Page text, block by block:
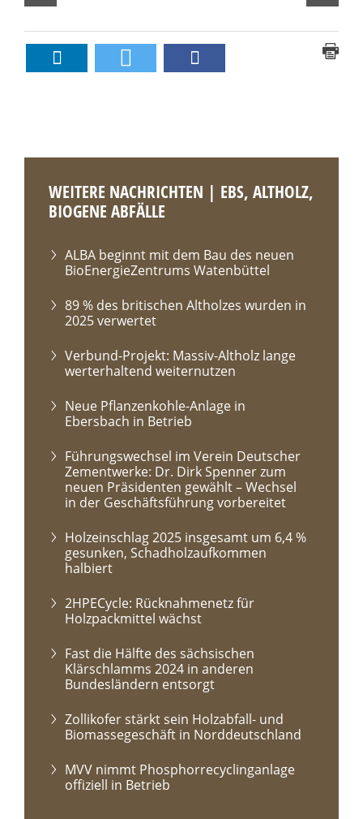
WEITERE NACHRICHTEN | EBS, ALTHOLZ,
BIOGENE ABFÄLLE
ALBA beginnt mit dem Bau des neuen
BioEnergieZentrums Watenbüttel
89 % des britischen Altholzes wurden in
2025 verwertet
Verbund-Projekt: Massiv-Altholz lange
werterhaltend weiternutzen
Neue Pflanzenkohle-Anlage in
Ebersbach in Betrieb
Führungswechsel im Verein Deutscher
Zementwerke: Dr. Dirk Spenner zum
neuen Präsidenten gewählt – Wechsel
in der Geschäftsführung vorbereitet
Holzeinschlag 2025 insgesamt um 6,4 %
gesunken, Schadholzaufkommen
halbiert
2HPECycle: Rücknahmenetz für
Holzpackmittel wächst
Fast die Hälfte des sächsischen
Klärschlamms 2024 in anderen
Bundesländern entsorgt
Zollikofer stärkt sein Holzabfall- und
Biomassegeschäft in Norddeutschland
MVV nimmt Phosphorrecyclinganlage
offiziell in Betrieb